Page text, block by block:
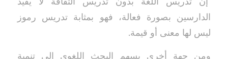
الدارسين بصورة فعالة، فهو بمثابة تدريس رموز
ليس لها معنى أو قيمة.
ومن جهة أخرى يسهم البحث اللغوي إلى تنمية